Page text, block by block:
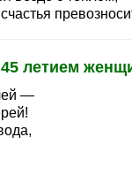
летием
—